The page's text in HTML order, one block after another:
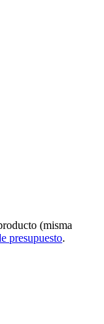
(misma
presupuesto.